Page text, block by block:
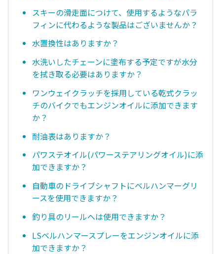
スキーの滑走面につけて、使用するようなパラ
フィンに代わるような製品はございませんか？
水置換性はありますか？
水洗いしたチェーンに塗布する予定ですが水分
を拭き取る必要はありますか？
ワンウェイクラッチを採用している乾式クラッ
チのバイクでもエンジンオイルに添加できます
か？
耐油表はありますか？
パワステオイル(パワーステアリングオイル)に添
加できますか？
自動車のドライブシャフトにベルハンマーグリ
ースを使用できますか？
釣り具のリールへは使用できますか？
LSベルハンマースプレーをエンジンオイルに添
加できますか？